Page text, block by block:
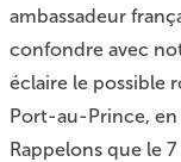
ambassadeur
confondre avec
éclaire le possible
Port-au-Prince, en
Rappelons que le